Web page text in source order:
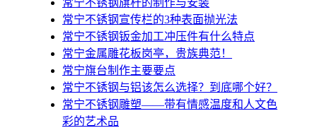
常宁不锈钢宣传栏的3种表面抛光法
常宁不锈钢钣金加工冲压件有什么特点
常宁金属雕花板岗亭，贵族典范！
常宁旗台制作主要要点
常宁不锈钢与铝该怎么选择？到底哪个好？
常宁不锈钢雕塑——带有情感温度和人文色
彩的艺术品